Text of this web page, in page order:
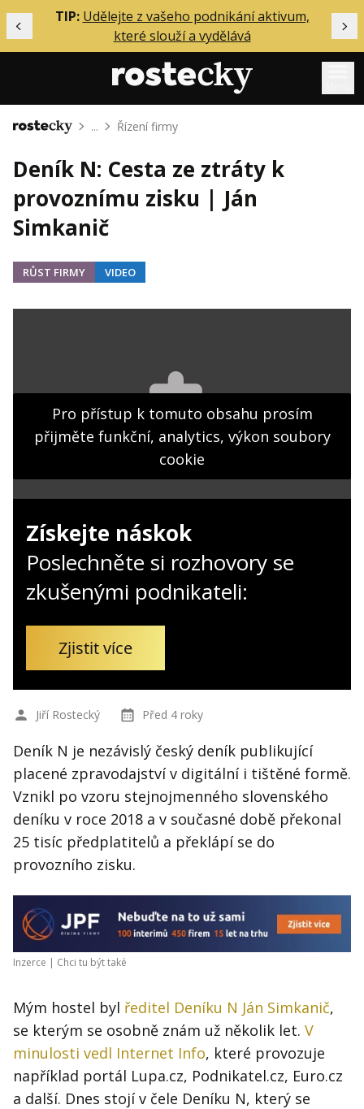
Předchozí
TIP: Udělejte z vašeho podnikání aktivum,
které slouží a vydělává
Mentoring
Podcasty
Solo
Akce
O mně
Obchodní podmínky
Hledaná fráze Hledat
Domů ... Řízení firmy
Deník N: Cesta ze ztráty k
provoznímu zisku | Ján
Simkanič
RŮST FIRMY VIDEO
Pro přístup k tomuto obsahu prosím
přijměte funkční, analytics, výkon soubory
cookie
Získejte náskok
Poslechněte si rozhovory se
zkušenými podnikateli:
Zjistit více
Jiří Rostecký Před 4 roky
Deník N je nezávislý český deník publikující
placené zpravodajství v digitální i tištěné formě.
Vznikl po vzoru stejnojmenného slovenského
deníku v roce 2018 a v současné době překonal
25 tisíc předplatitelů a překlápí se do
provozního zisku.
Inzerce | Chci tu být také
Mým hostel byl ředitel Deníku N Ján Simkanič,
se kterým se osobně znám už několik let. V
minulosti vedl Internet Info, které provozuje
například portál Lupa.cz, Podnikatel.cz, Euro.cz
a další. Dnes stojí v čele Deníku N, který se